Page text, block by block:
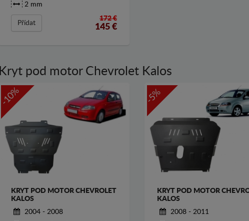
2 mm
Přídat
172 €
145€
Kryt pod motor Chevrolet Kalos
-10%
KRYT POD MOTOR CHEVROLET
KALOS
2004 - 2008
-5%
KRYT POD MOTOR
KALOS
2008 - 2011